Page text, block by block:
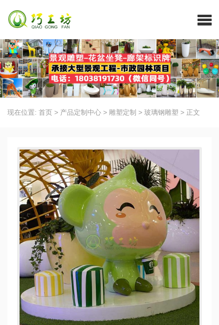
现在位置: 首页 > 产品定制中心 > 雕塑定制 > 玻璃钢雕塑 > 正文